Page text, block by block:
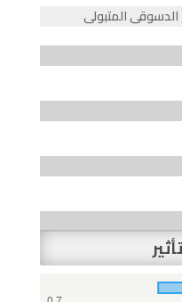
المتبولى